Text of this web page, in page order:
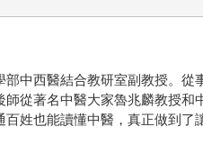
中西醫結合教研室副教授。從
從著名中醫大家魯兆麟教授和
姓也能讀懂中醫，真正做到了